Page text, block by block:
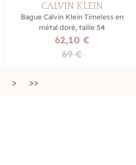
CALVIN KLEIN
Bague Calvin Klein Timeless en
métal doré, taille 54
62,10 €
69 €
> >>